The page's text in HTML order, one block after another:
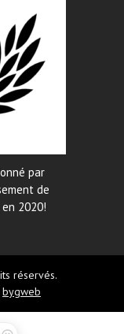
par
de
2020!
réservés.
bygweb